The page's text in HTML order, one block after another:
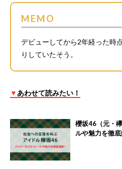
MEMO
デビューしてから2年経った時
りしていたそう。
▼ あわせて読みたい！
櫻坂46（元・
ルや魅力を徹